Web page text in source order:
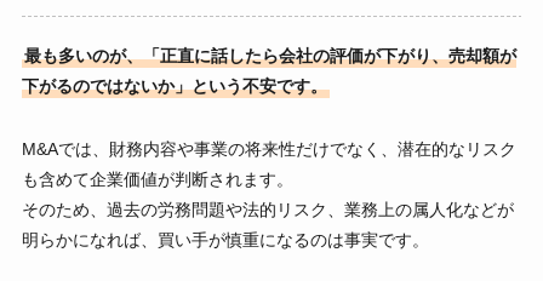
最も多いのが、「正直に話したら会社の評価が下がり、売却額が
下がるのではないか」という不安です。
M&Aでは、財務内容や事業の将来性だけでなく、潜在的なリスク
も含めて企業価値が判断されます。
そのため、過去の労務問題や法的リスク、業務上の属人化などが
明らかになれば、買い手が慎重になるのは事実です。